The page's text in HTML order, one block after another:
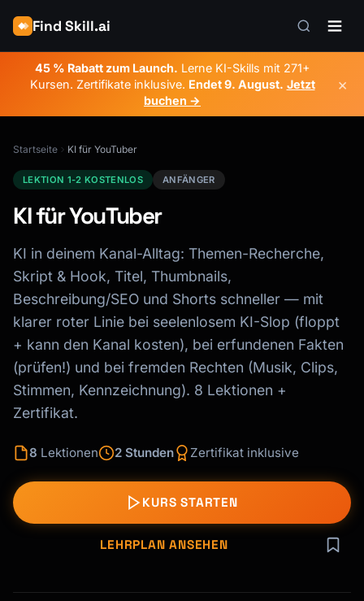
Find Skill.ai
45 % Rabatt zum Launch. Lerne KI-Skills mit 271+
Kursen. Zertifikate inklusive. Endet9. August. Jetzt
buchen →
×
Startseite KI für YouTuber
LEKTION 1-2 KOSTENLOS ANFÄNGER
KI für YouTuber
KI in deinem Kanal-Alltag: Themen-Recherche,
Skript & Hook, Titel, Thumbnails,
Beschreibung/SEO und Shorts schneller — mit
klarer roter Linie bei seelenlosem KI-Slop (floppt
+ kann den Kanal kosten), bei erfundenen Fakten
(prüfen!) und bei fremden Rechten (Musik, Clips,
Stimmen, Kennzeichnung). 8 Lektionen +
Zertifikat.
8 Lektionen 2 Stunden Zertifikat inklusive
KURS STARTEN
LEHRPLAN ANSEHEN